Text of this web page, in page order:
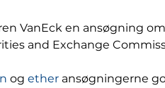
VanEck en ansøgning
and Exchange
og ether ansøgningerne